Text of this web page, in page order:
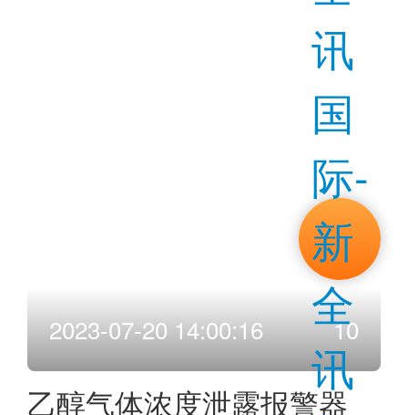
2023-07-20 14:00:16 10
乙醇气体浓度泄露报警器
讯
国
际-
新
全
讯